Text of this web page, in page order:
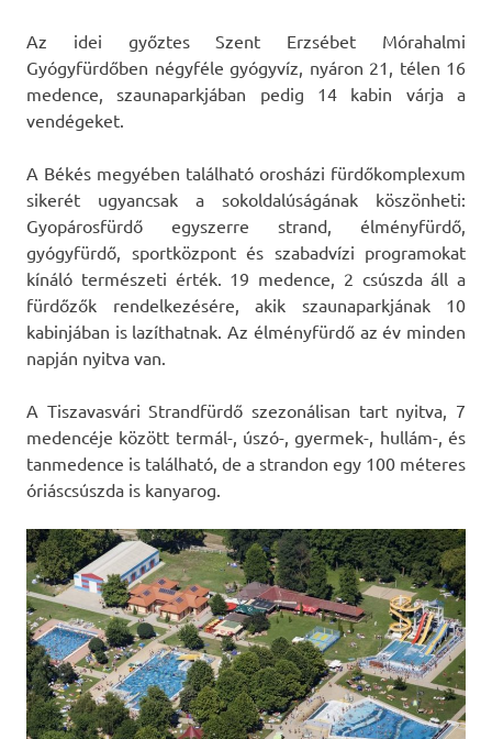
Az idei győztes Szent Erzsébet Mórahalmi
Gyógyfürdőben négyféle gyógyvíz, nyáron 21, télen 16
medence, szaunaparkjában pedig 14 kabin várja a
vendégeket.
A Békés megyében található orosházi fürdőkomplexum
sikerét ugyancsak a sokoldalúságának köszönheti:
Gyopárosfürdő egyszerre strand, élményfürdő,
gyógyfürdő, sportközpont és szabadvízi programokat
kínáló természeti érték. 19 medence, 2 csúszda áll a
fürdőzők rendelkezésére, akik szaunaparkjának 10
kabinjában is lazíthatnak. Az élményfürdő az év minden
napján nyitva van.
A Tiszavasvári Strandfürdő szezonálisan tart nyitva, 7
medencéje között termál-, úszó-, gyermek-, hullám-, és
tanmedence is található, de a strandon egy 100 méteres
óriáscsúszda is kanyarog.